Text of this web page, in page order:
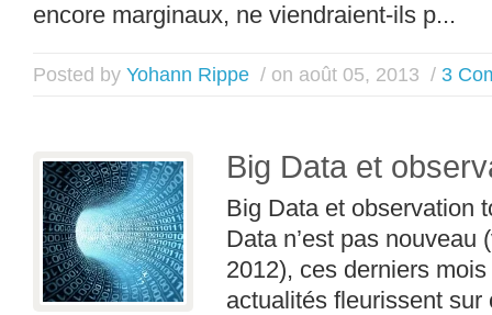
encore marginaux, ne viendraient-ils p...
Posted by Yohann Rippe / on août 05, 2013 / 3
Big Data et
Big Data et observation
Data n’est pas nouveau
2012), ces derniers
actualités fleurissent